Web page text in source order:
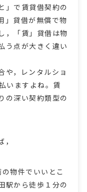
」で賃貸借契約の
」貸借が無償で物
，「賃」貸借は物
う点が大きく違い
や，レンタルショ
いますよね。賃
の深い契約類型の
物件でいいとこ
駅から徒歩１分の